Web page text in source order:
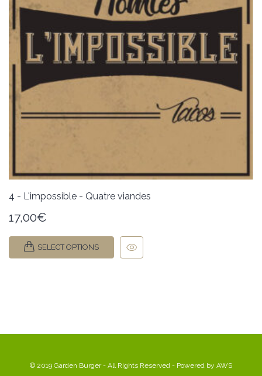
4 - L'impossible - Quatre viandes
17,00€
SELECT OPTIONS
© 2019 Garden Burger - All Rights Reserved - Powered by AWS